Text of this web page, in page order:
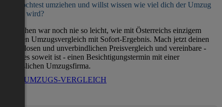
Du möchtest umziehen und willst wissen wie viel dich der Umzug
kosten wird?
Umziehen war noch nie so leicht, wie mit Österreichs einzigem
direkten Umzugsvergleich mit Sofort-Ergebnis. Mach jetzt deinen
kostenlosen und unverbindlichen Preisvergleich und vereinbare -
wenn es soweit ist - einen Besichtigungstermin mit einer
verlässlichen Umzugsfirma.
ZUM UMZUGS-VERGLEICH